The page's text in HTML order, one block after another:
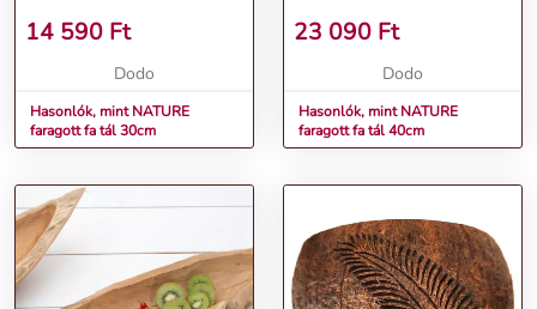
14 590 Ft
Dodo
Hasonlók, mint NATURE
faragott fa tál 30cm
23 090 Ft
Dodo
Hasonlók, mint NATURE
faragott fa tál 40cm